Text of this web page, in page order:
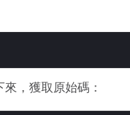
來，獲取原始碼：